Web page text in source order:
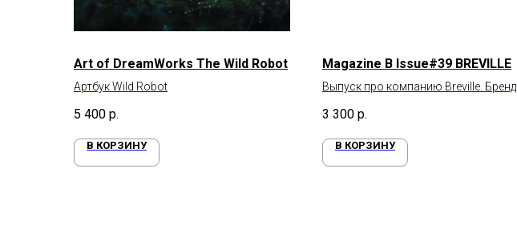
Art of DreamWorks The Wild Robot
Артбук Wild Robot
5 400 р.
В КОРЗИНУ
Magazine B Issue#39 BREVILLE
Выпуск про компанию Breville. Бренд
3 300 р.
В КОРЗИНУ